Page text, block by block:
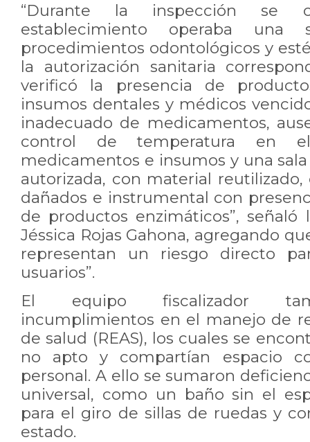
“Durante la inspección se
establecimiento operaba una
procedimientos odontológicos y
la autorización sanitaria
verificó la presencia de
insumos dentales y médicos
inadecuado de medicamentos,
control de temperatura en
medicamentos e insumos y una
autorizada, con material
dañados e instrumental con
de productos enzimáticos”, señaló
Jéssica Rojas Gahona, agregando
representan un riesgo directo
usuarios”.
El equipo fiscalizador
incumplimientos en el manejo de
de salud (REAS), los cuales se
no apto y compartían espacio
personal. A ello se sumaron
universal, como un baño sin el
para el giro de sillas de ruedas y
estado.